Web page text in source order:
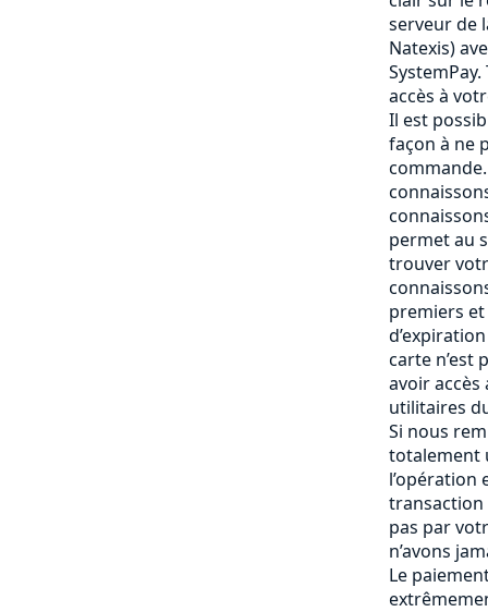
serveur de
Natexis)
accès à
Il est
façon à ne
permet au
trouver
premiers
carte n’est
avoir
utilitaires
Si nous
totalement
l’opération
transaction
pas par
n’avons
Le